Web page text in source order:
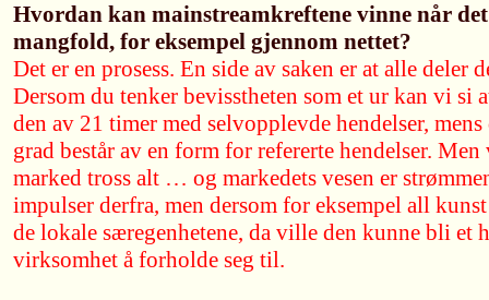
Hvordan kan mainstreamkreftene vinne når
mangfold, for eksempel gjennom nettet?
Det er en prosess. En side av saken er at alle deler
Dersom du tenker bevisstheten som et ur kan vi si
den av 21 timer med selvopplevde hendelser,
grad består av en form for refererte hendelser.
marked tross alt … og markedets vesen er
impulser derfra, men dersom for eksempel all
de lokale særegenhetene, da ville den kunne bli et
virksomhet å forholde seg til.